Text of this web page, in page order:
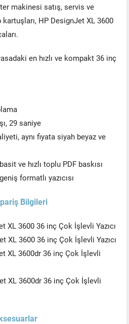
makinesi satış, servis ve
HP DesignJet XL 3600
en hızlı ve kompakt 36 inç
29 saniye
aynı fiyata siyah beyaz ve
ve hızlı toplu PDF baskısı
formatlı yazıcısı
Bilgileri
XL 3600 36 inç Çok İşlevli Yazıcı
XL 3600 36 inç Çok İşlevli Yazıcı
XL 3600dr 36 inç Çok İşlevli
XL 3600dr 36 inç Çok İşlevli